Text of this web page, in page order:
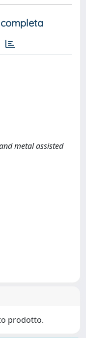
metal assisted
prodotto.